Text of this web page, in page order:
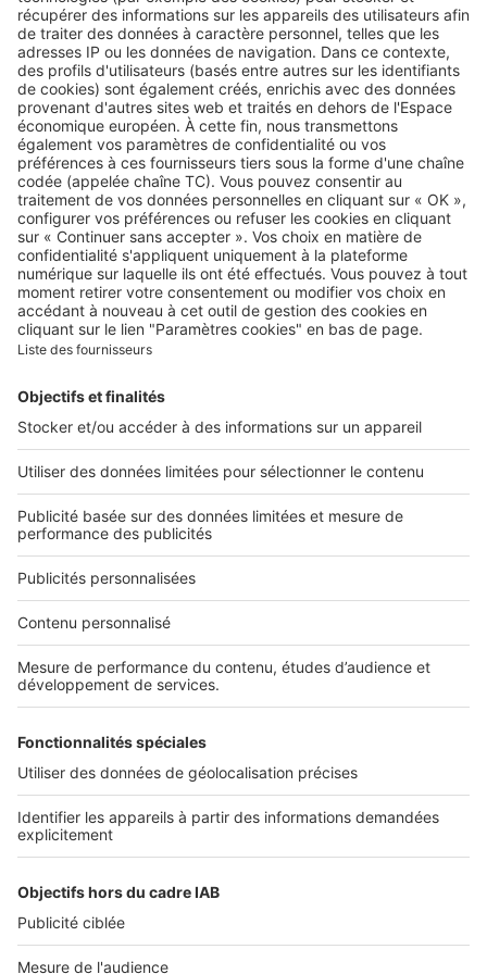
Retrouvez-nous sur …
A propos
Qui sommes-nous ?
Contacter le service client
Nous rejoindre
Presse
Nos applications
Découvrez nos applications
Services pro
Accès client
Informations légales
Politique Générale de Protection des Données